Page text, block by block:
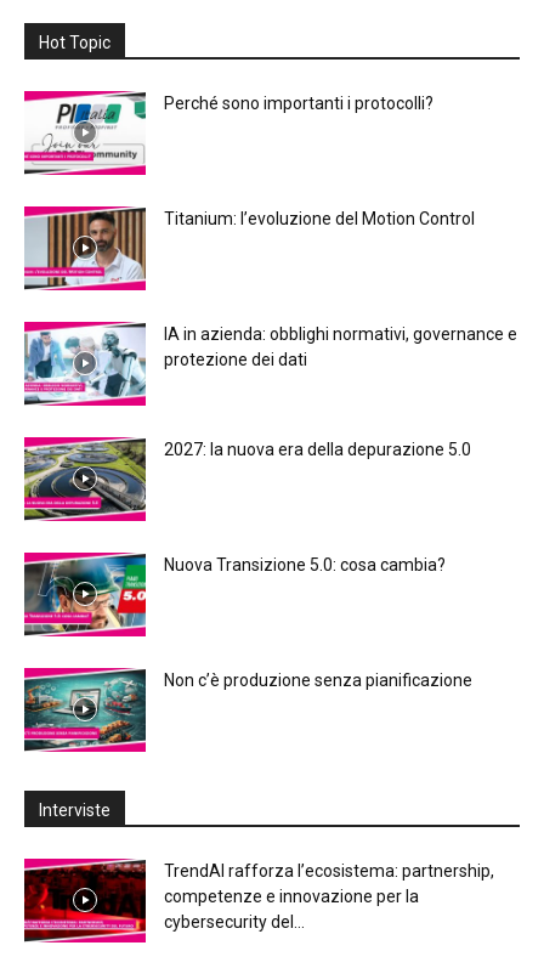
Hot Topic
Perché sono importanti i protocolli?
Titanium: l’evoluzione del Motion Control
IA in azienda: obblighi normativi, governance e
protezione dei dati
2027: la nuova era della depurazione 5.0
Nuova Transizione 5.0: cosa cambia?
Non c’è produzione senza pianificazione
Interviste
TrendAI rafforza l’ecosistema: partnership,
competenze e innovazione per la
cybersecurity del...